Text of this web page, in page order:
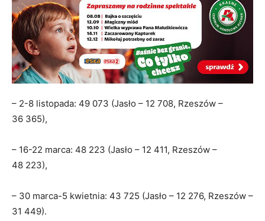
– 2-8 listopada: 49 073 (Jasło – 12 708, Rzeszów –
36 365),
– 16-22 marca: 48 223 (Jasło – 12 411, Rzeszów –
48 223),
– 30 marca-5 kwietnia: 43 725 (Jasło – 12 276, Rzeszów –
31 449).